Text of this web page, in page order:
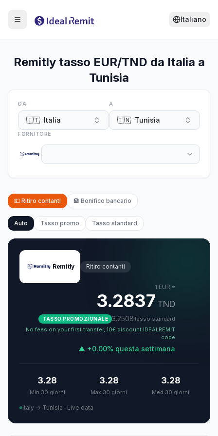
Italiano
Remitly tasso EUR/TND da Italia a
Tunisia
DA
🇮🇹 Italia
A
🇹🇳 Tunisia
FORNITORE
💵 Ritiro contanti 🏦 Bonifico bancario
Auto Tasso promo Tasso standard
Remitly Ritiro contanti
1 EUR =
3.2837 TND
TASSO PROMOZIONALE 3.2508Tasso standard
No fees on your first transfer, 10€ discount IDEALREMIT
code
▲ +0.00% questa settimana
3.28
Min 30 giorni
3.28
Max 30 giorni
3.28
Med 30 giorni
Italy → Tunisia · Live data